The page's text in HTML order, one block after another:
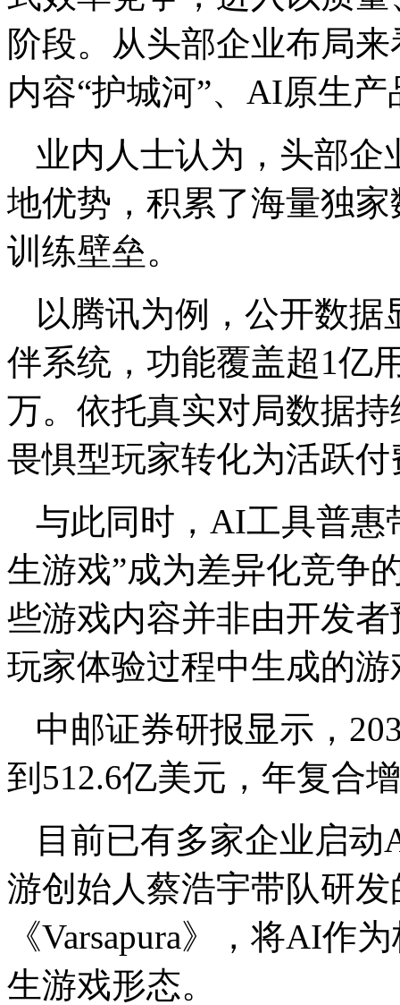
阶段。从头部企业布局
内容“护城河”、AI原生
业内人士认为，头部
地优势，积累了海量独
训练壁垒。
以腾讯为例，公开数
伴系统，功能覆盖超1亿
万。依托真实对局数据
畏惧型玩家转化为活跃
与此同时，AI工具普惠
生游戏”成为差异化竞争
些游戏内容并非由开发
玩家体验过程中生成的游
中邮证券研报显示，
到512.6亿美元，年复合
目前已有多家企业启
游创始人蔡浩宇带队研
《Varsapura》，将AI作
生游戏形态。